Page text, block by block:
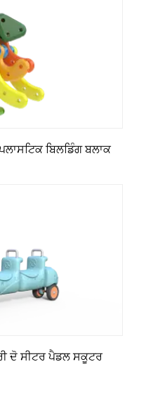
ਬਿਲਡਿੰਗ ਬਲਾਕ
ਦੋ ਸੀਟਰ ਪੈਡਲ ਸਕੂਟਰ